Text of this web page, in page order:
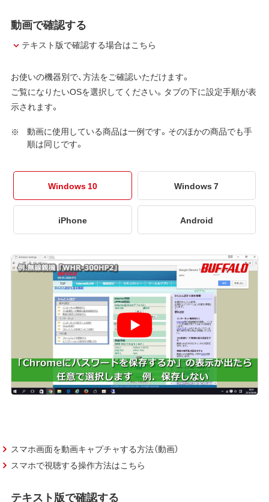
動画で確認する
テキスト版で確認する場合はこちら
お使いの機器別で、方法をご確認いただけます。
ご覧になりたいOSを選択してください。タブの下に設定手順が表
示されます。
動画に使用している商品は一例です。そのほかの商品でも手
順は同じです。
Windows 10 Windows 7
iPhone Android
スマホ画面を動画キャプチャする方法（動画）
スマホで視聴する操作方法はこちら
テキスト版で確認する